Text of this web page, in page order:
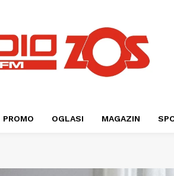
PROMO OGLASI MAGAZIN